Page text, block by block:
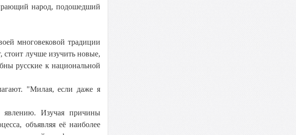
народ, подошедший
многовековой традиции
лучше изучить новые,
русские к национальной
"Милая, если даже я
явлению. Изучая причины
объявляя её наиболее